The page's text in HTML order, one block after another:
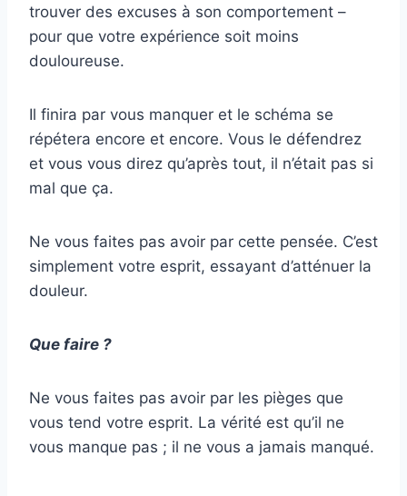
trouver des excuses à son comportement –
pour que votre expérience soit moins
douloureuse.
Il finira par vous manquer et le schéma se
répétera encore et encore. Vous le défendrez
et vous vous direz qu’après tout, il n’était pas si
mal que ça.
Ne vous faites pas avoir par cette pensée. C’est
simplement votre esprit, essayant d’atténuer la
douleur.
Que faire ?
Ne vous faites pas avoir par les pièges que
vous tend votre esprit. La vérité est qu’il ne
vous manque pas ; il ne vous a jamais manqué.